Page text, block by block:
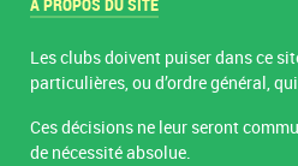
A PROPOS DU SITE
Les clubs doivent puiser dans ce
particulières, ou d’ordre général,
Ces décisions ne leur seront
de nécessité absolue.